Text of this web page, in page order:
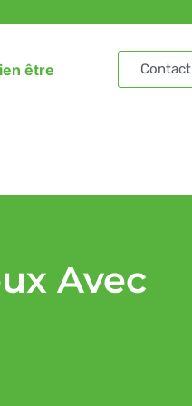
être Contact
Avec